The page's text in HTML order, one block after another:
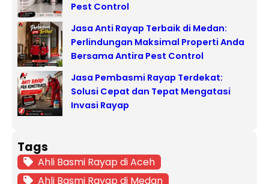
Pest Control
Jasa Anti Rayap Terbaik di Medan:
Perlindungan Maksimal Properti Anda
Bersama Antira Pest Control
Jasa Pembasmi Rayap Terdekat:
Solusi Cepat dan Tepat Mengatasi
Invasi Rayap
Tags
Ahli Basmi Rayap di Aceh
Ahli Basmi Rayap di Medan